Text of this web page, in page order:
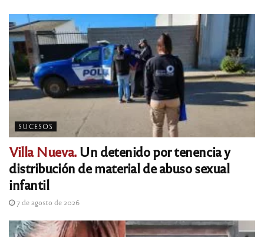
SUCESOS
Villa Nueva.Un detenido por tenencia y
distribución de material de abuso sexual
infantil
7 de agosto de 2026